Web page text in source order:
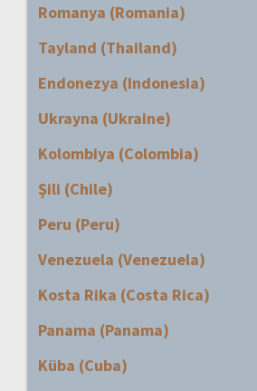
Romanya (Romania)
Tayland (Thailand)
Endonezya (Indonesia)
Ukrayna (Ukraine)
Kolombiya (Colombia)
Şili (Chile)
Peru (Peru)
Venezuela (Venezuela)
Kosta Rika (Costa Rica)
Panama (Panama)
Küba (Cuba)